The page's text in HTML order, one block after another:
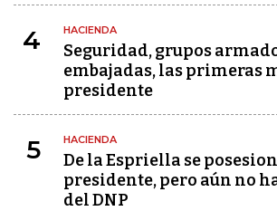
4 HACIENDA
Seguridad, grupos
embajadas, las primeras
presidente
5 HACIENDA
De la Espriella se
presidente, pero aún no
del DNP